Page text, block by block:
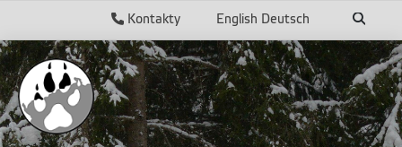
English Deutsch
Kontakty